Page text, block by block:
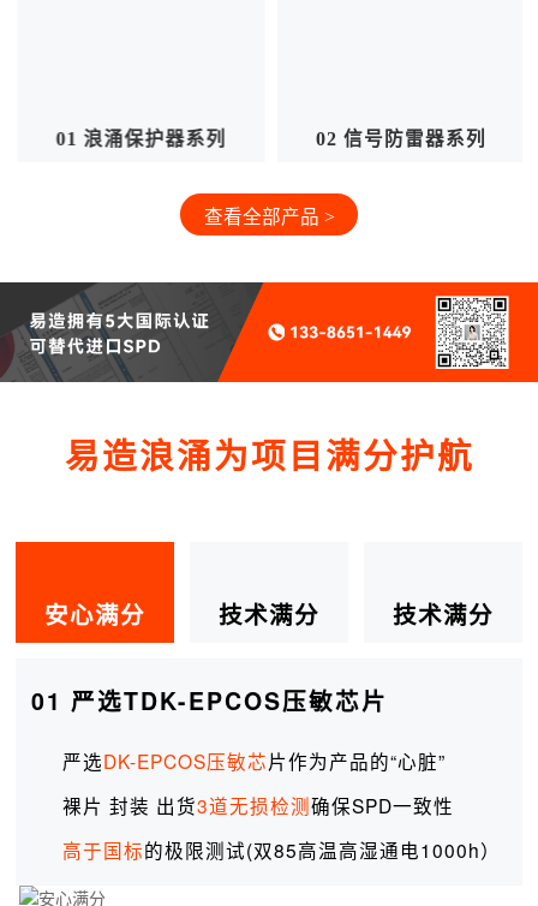
02 信号防雷器系列 03 其他产品系列
查看全部产品 >
易造浪涌为项目满分护航
安心满分 技术满分 技术满分
01 严选TDK-EPCOS压敏芯片
严选DK-EPCOS压敏芯片作为产品的“心脏”
裸片 封装 出货3道无损检测确保SPD一致性
高于国标的极限测试(双85高温高湿通电1000h）